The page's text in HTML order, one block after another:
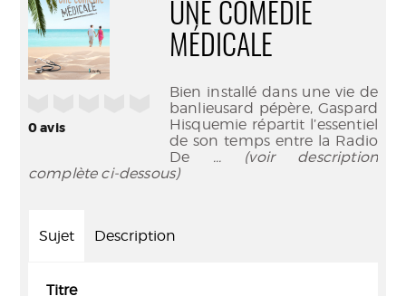
0avis
UNE COMÉDIE
MÉDICALE
Bien installé dans une vie de
banlieusard pépère, Gaspard
Hisquemie répartit l’essentiel
de son temps entre la Radio
De ... (voir description
complète ci-dessous)
Sujet Description
Titre